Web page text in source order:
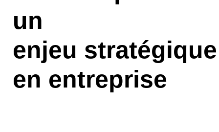
un
enjeu stratégique
en entreprise